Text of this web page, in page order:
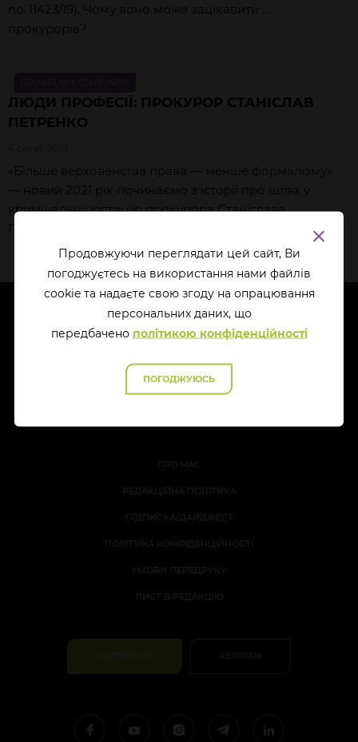
no. 11423/19). Чому воно може зацікавити ...
прокурорів?
ЛЮДИ ПРОФЕСІЇ: ПРОКУРОР СТАНІСЛАВ
ПЕТРЕНКО
«Більше верховенства права — менше формалізму»
— новий 2021 рік починаємо з історії про шлях у
кримінальну юстицію прокурора Станіслава
Петренка!
Продовжуючи переглядати цей сайт, Ви
погоджуєтесь на використання нами файлів
cookie та надаєте свою згоду на опрацювання
перcональних даних, що
передбачено політикою конфіденційності
ПОГОДЖУЮСЬ
ПРО НАС
РЕДАКЦІЙНА ПОЛІТИКА
ПІДПИСКА/ДАЙДЖЕСТ
ПОЛІТИКА КОНФІДЕНЦІЙНОСТІ
УМОВИ ПЕРЕДРУКУ
ЛИСТ В РЕДАКЦІЮ